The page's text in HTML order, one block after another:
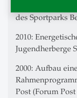
des Sportparks
2010:
Jugendherberge
2000: Aufbau
Post (Forum